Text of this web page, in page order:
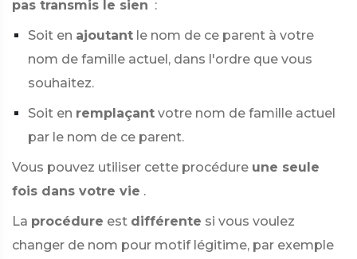
pas transmis le sien :
Soit en ajoutant le nom de ce parent à votre
nom de famille actuel, dans l'ordre que vous
souhaitez.
Soit en remplaçant votre nom de famille actuel
par le nom de ce parent.
Vous pouvez utiliser cette procédure une seule
fois dans votre vie .
La procédure est différente si vous voulez
changer de nom pour motif légitime, par exemple